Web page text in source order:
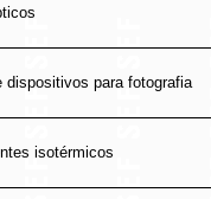
dispositivos para fotografia
isotérmicos